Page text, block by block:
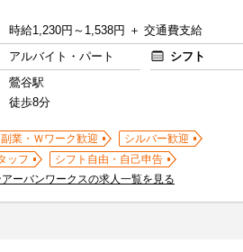
時給1,230円～1,538円 ＋ 交通費支給
アルバイト・パート シフト
鶯谷駅
徒歩8分
副業・Ｗワーク歓迎
シルバー歓迎
ッフ
シフト自由・自己申告
ーバンワークスの求人一覧を見る